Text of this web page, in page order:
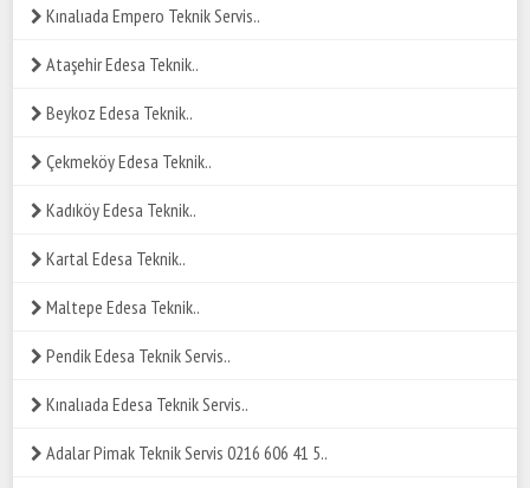
Kınalıada Empero Teknik Servis..
Ataşehir Edesa Teknik..
Beykoz Edesa Teknik..
Çekmeköy Edesa Teknik..
Kadıköy Edesa Teknik..
Kartal Edesa Teknik..
Maltepe Edesa Teknik..
Pendik Edesa Teknik Servis..
Kınalıada Edesa Teknik Servis..
Adalar Pimak Teknik Servis 0216 606 41 5..